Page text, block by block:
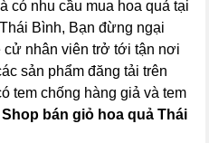
có nhu cầu mua hoa quả tại
Bình, Bạn đừng ngại
cử nhân viên trở tới tận nơi
sản phẩm đăng tải trên
tem chống hàng giả và tem
Shop bán giỏ hoa quả Thái